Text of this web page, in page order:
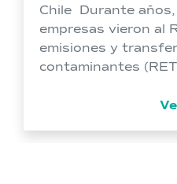
Chile Durante años,
empresas vieron al
emisiones y
contaminantes
eso cambió. El